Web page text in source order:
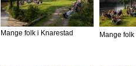
Mange folk i Knarestad Mange